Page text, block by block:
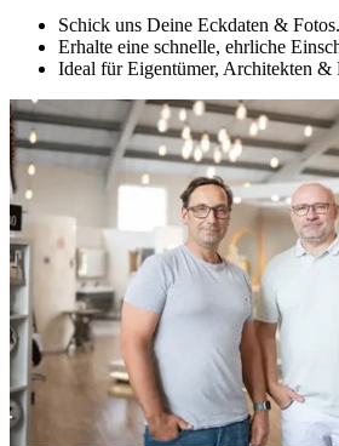
Schick uns Deine Eckdaten & Fotos.
Erhalte eine schnelle, ehrliche
Ideal für Eigentümer, Architekten &